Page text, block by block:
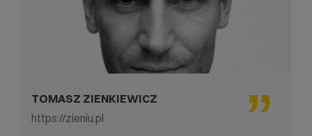
TOMASZ ZIENKIEWICZ
https://zieniu.pl